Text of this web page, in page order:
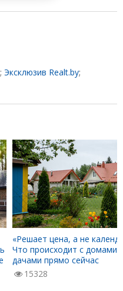
; Эксклюзив Realt.by;
«Решает цена, а не
Что происходит с домами
дачами прямо сейчас
15328